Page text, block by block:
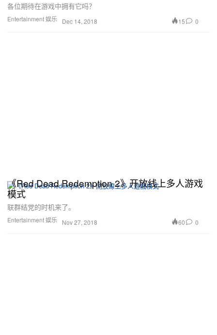
Entertainment 娱乐
各位期待在游戏中拥有它吗？
Dec 14, 2018 15 0
Entertainment 娱乐
《Red Dead Redemption 2》开放线上多人游戏
模式
联群结党的时机来了。
Nov 27, 2018 60 0